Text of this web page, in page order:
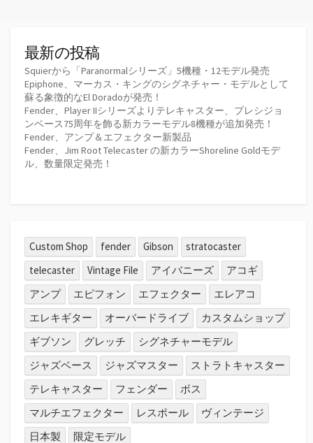
最新の投稿
Squierから「Paranormalシリーズ」5機種・12モデル発売
Epiphone、マーカス・キングのシグネチャー・モデルとして
蘇る象徴的なEl Doradoが発売！
Fender、Player IIシリーズよりテレキャスター、プレシジョ
ンベース75周年を飾る新カラーモデル8機種が追加発売！
Fender、アンプ＆エフェクター新製品
Fender、Jim Root Telecaster の新カラーShoreline Goldモデ
ル、数量限定発売！
Custom Shop fender Gibson
stratocaster
telecaster
Vintage File アイバニーズ
アコギ
アンプ
エピフォン エフェクター
エレアコ
エレキギター
オーバードライブ
カスタムショップ
ギブソン
グレッチ
シグネチャーモデル
ジャズベース
ジャズマスター
ストラトキャスター
テレキャスター
フェンダー
ボス
マルチエフェクター
レスポール
ヴィンテージ
日本製
限定モデル